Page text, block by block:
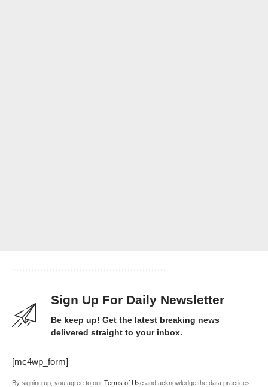
Sign Up For Daily Newsletter
Be keep up! Get the latest breaking news
delivered straight to your inbox.
[mc4wp_form]
By signing up, you agree to our Terms of Use and acknowledge the data practices